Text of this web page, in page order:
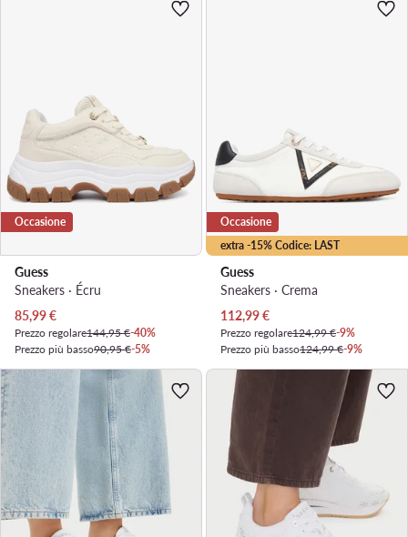
Occasione
Guess
Sneakers · Écru
Prezzo attuale
85,99€
Prezzo regolare144,95 €-40%
Prezzo più basso90,95 €-5%
extra -15% Codice: LAST
Occasione
Guess
Sneakers · Crema
Prezzo attuale
112,99€
Prezzo regolare124,99 €-9%
Prezzo più basso124,99 €-9%